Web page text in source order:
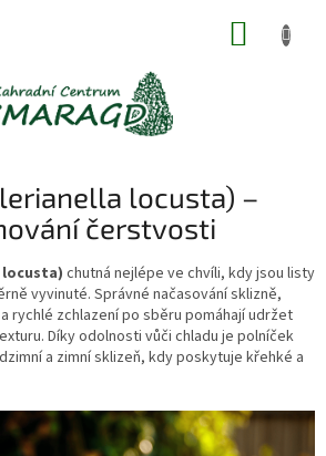
locusta) –
čerstvosti
chutná nejlépe ve chvíli, kdy jsou listy
vyvinuté. Správné načasování sklizně,
rychlé zchlazení po sběru pomáhají udržet
Díky odolnosti vůči chladu je polníček
a zimní sklizeň, kdy poskytuje křehké a